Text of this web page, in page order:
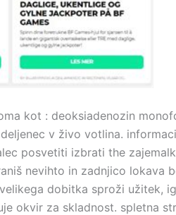
kot : deoksiadenozin
v živo votlina.
posvetiti izbrati the
nevihto in zadnjico lokava
dobitka sproži užitek,
okvir za skladnost. spletna